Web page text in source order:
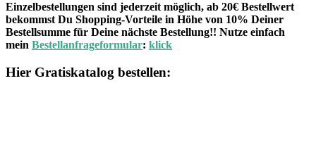
Einzelbestellungen sind jederzeit möglich, ab 20€ Bestellwert
bekommst Du Shopping-Vorteile in Höhe von 10% Deiner
Bestellsumme für Deine nächste Bestellung!! Nutze einfach
mein Bestellanfrageformular: klick
Hier Gratiskatalog bestellen: